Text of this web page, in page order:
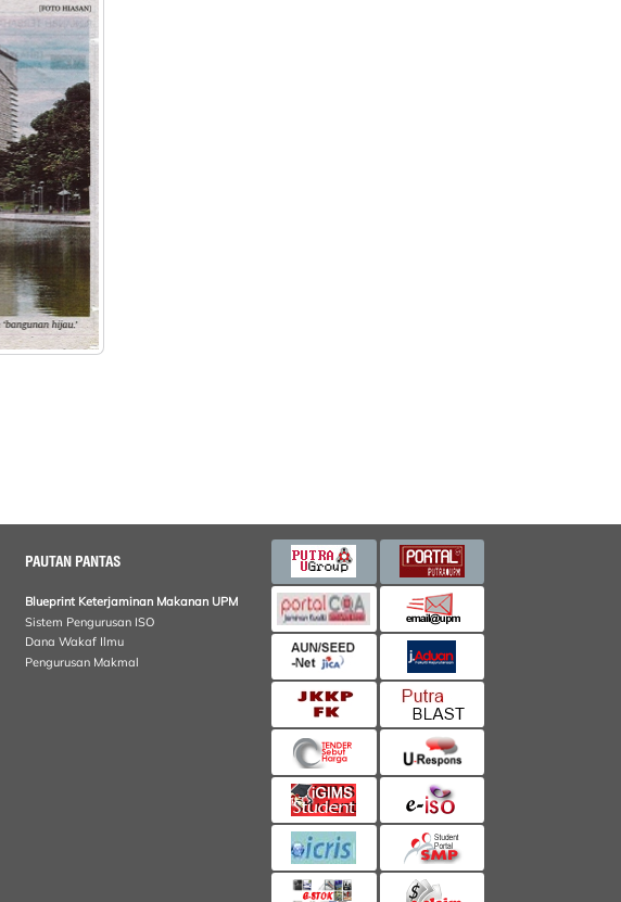
PAUTAN PANTAS
Blueprint Keterjaminan Makanan UPM
Sistem Pengurusan ISO
Dana Wakaf Ilmu
Pengurusan Makmal